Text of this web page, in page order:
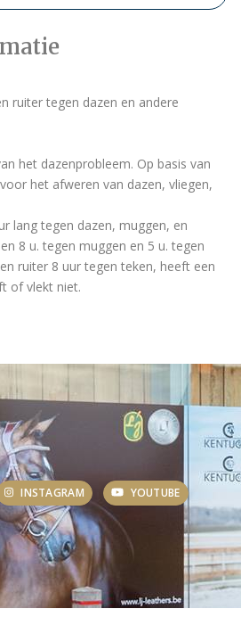
ruiter tegen dazen en andere
het dazenprobleem. Op basis van
het afweren van dazen, vliegen,
lang tegen dazen, muggen, en
8 u. tegen muggen en 5 u. tegen
ruiter 8 uur tegen teken, heeft een
of vlekt niet.
INSTAGRAM YOUTUBE